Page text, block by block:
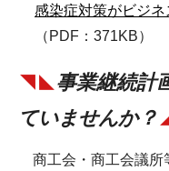
感染症対策がビジネ
（PDF：371KB）
◥◣ 事業継続計
ていませんか？
商工会・商工会議所